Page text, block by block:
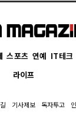
스포츠 연예 IT테크
라이프
기사제보 독자투고